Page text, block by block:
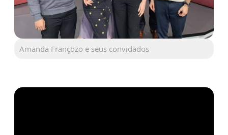
Amanda Françozo e seus convidados